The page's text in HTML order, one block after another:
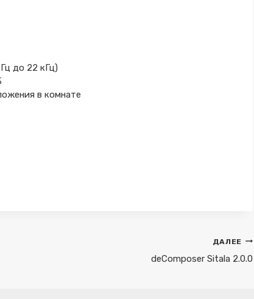
до 22 кГц)
в комнате
ДАЛЕЕ
deComposer Sitala 2.0.0